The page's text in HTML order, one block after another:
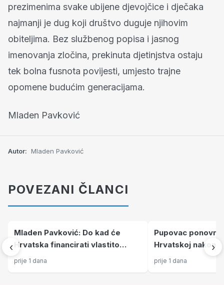
prezimenima svake ubijene djevojčice i dječaka
najmanji je dug koji društvo duguje njihovim
obiteljima. Bez službenog popisa i jasnog
imenovanja zločina, prekinuta djetinjstva ostaju
tek bolna fusnota povijesti, umjesto trajne
opomene budućim generacijama.
Mladen Pavković
Autor: Mladen Pavković
POVEZANI ČLANCI
‹
Mladen Pavković: Do kad će
Hrvatska financirati vlastito
blaćenje?
prije 1 dana
Pupovac
Hrvatskoj nakon
Srbije i dalje
prije 1 dana
›